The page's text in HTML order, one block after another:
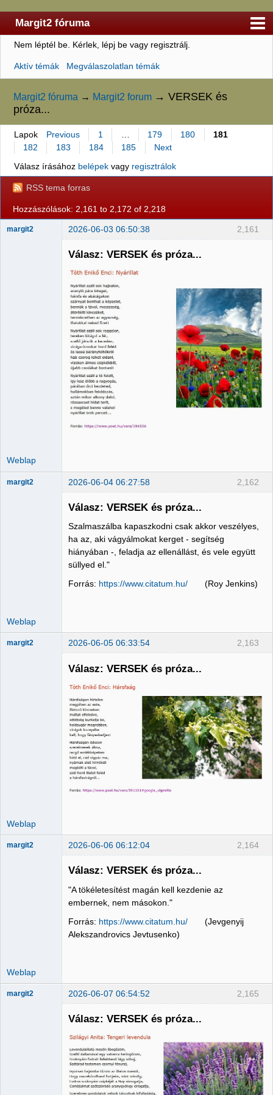
Margit2 fóruma
Kezdőlap
Felhasználólista
Szabályzat
Keresés
Regisztráció
Nem léptél be. Kérlek, lépj be vagy regisztrálj.
Aktív témák Megválaszolatlan témák
Margit2 fóruma → Margit2 forum →VERSEK és
próza...
Lapok Previous 1 179 180
181
182
183 184 185
Next
Válasz írásához belépekvagy regisztrálok
RSS tema forras
Hozzászólások: 2,161 to 2,172 of 2,218
2,161
margit2 2026-06-03 06:50:38
Válasz: VERSEK és próza...
Weblap
2,162
margit2 2026-06-04 06:27:58
Válasz: VERSEK és próza...
Szalmaszálba kapaszkodni csak akkor veszélyes,
ha az, aki vágyálmokat kerget - segítség
hiányában -, feladja az ellenállást, és vele együtt
süllyed el."
Forrás: https://www.citatum.hu/ (Roy Jenkins)
Weblap
2,163
margit2 2026-06-05 06:33:54
Válasz: VERSEK és próza...
Weblap
2,164
margit2 2026-06-06 06:12:04
Válasz: VERSEK és próza...
"A tökéletesítést magán kell kezdenie az
embernek, nem másokon."
Forrás: https://www.citatum.hu/ (Jevgenyij
Alekszandrovics Jevtusenko)
Weblap
2,165
margit2 2026-06-07 06:54:52
Válasz: VERSEK és próza...